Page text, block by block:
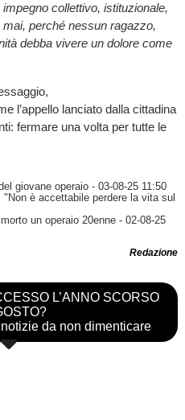
collettivo, istituzionale,
perché nessun ragazzo,
debba vivere un dolore come
l’appello lanciato dalla cittadina
fermare una volta per tutte le
giovane operaio- 03-08-25 11:50
è accettabile perdere la vita sul
un operaio 20enne- 02-08-25
Redazione
L’ANNO SCORSO
da non dimenticare